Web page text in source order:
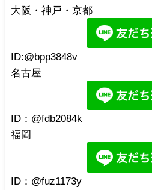
大阪・神戸・京都
ID:@bpp3848v
名古屋
ID：@fdb2084k
福岡
ID：@fuz1173y